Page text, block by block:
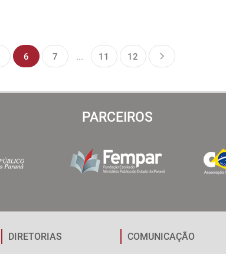
6 7 ... 11 12
PARCEIROS
DIRETORIAS COMUNICAÇÃO